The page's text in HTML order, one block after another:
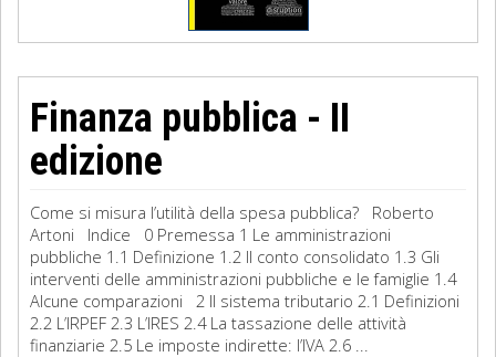
Finanza pubblica - II
edizione
Come si misura l’utilità della spesa pubblica? Roberto
Artoni Indice 0 Premessa 1 Le amministrazioni
pubbliche 1.1 Definizione 1.2 Il conto consolidato 1.3 Gli
interventi delle amministrazioni pubbliche e le famiglie 1.4
Alcune comparazioni 2 Il sistema tributario 2.1 Definizioni
2.2 L’IRPEF 2.3 L’IRES 2.4 La tassazione delle attività
finanziarie 2.5 Le imposte indirette: l’IVA 2.6 ...